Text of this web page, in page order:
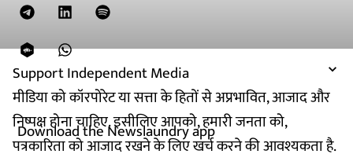
Support Independent Media
मीडिया को कॉरपोरेट या सत्ता के हितों से अप्रभावित, आजाद और
निष्पक्ष होना चाहिए. इसीलिए आपको, हमारी जनता को,
पत्रकारिता को आजाद रखने के लिए खर्च करने की आवश्यकता है.
Download the Newslaundry app